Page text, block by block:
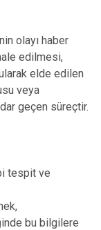
olayı haber
edilmesi,
elde edilen
veya
geçen süreçtir.
tespit ve
bu bilgilere